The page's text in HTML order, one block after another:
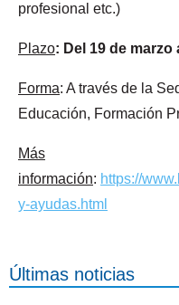
profesional etc.)
Plazo: Del 19 de marzo
Forma: A través de la
Educación, Formación
Más
información: https://
y-ayudas.html
Últimas noticias